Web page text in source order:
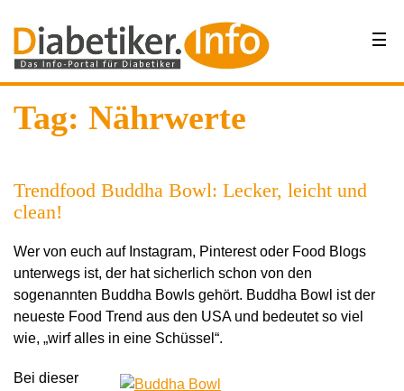
Tag: Nährwerte
Trendfood Buddha Bowl: Lecker, leicht und
clean!
Wer von euch auf Instagram, Pinterest oder Food Blogs
unterwegs ist, der hat sicherlich schon von den
sogenannten Buddha Bowls gehört. Buddha Bowl ist der
neueste Food Trend aus den USA und bedeutet so viel
wie, „wirf alles in eine Schüssel“.
Bei dieser